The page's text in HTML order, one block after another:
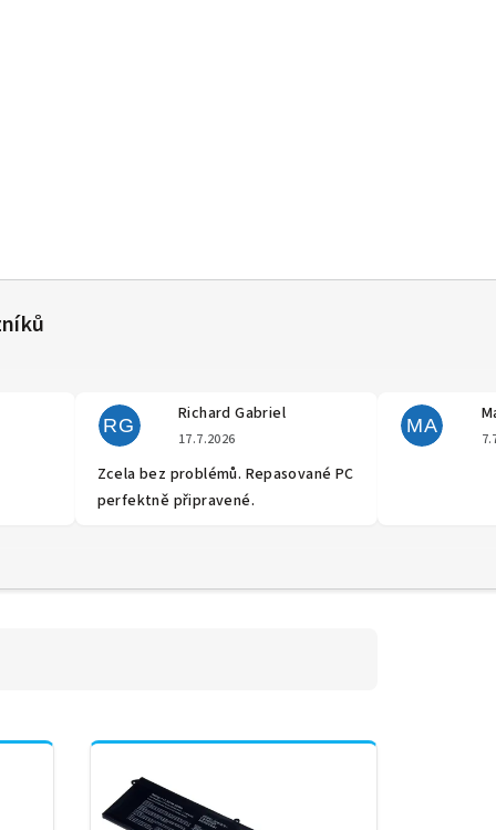
obchodu je 5 z 5 hvězdiček.
RG
Richard Gabriel
Hodnocení obchodu je 5 z 5
17.7.2026
Zcela bez problémů. Repasované PC
perfektně připravené.
MA